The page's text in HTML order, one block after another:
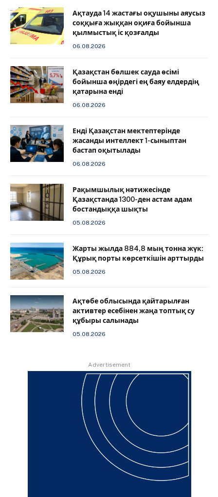
Ақтауда 14 жастағы оқушыны аяусыз
соққыға жыққан оқиға бойынша
қылмыстық іс қозғалды
06.08.2026
Қазақстан бөлшек сауда өсімі
бойынша өңірдегі ең баяу елдердің
қатарына енді
06.08.2026
️Енді Қазақстан мектептерінде
жасанды интеллект 1-сыныптан
бастап оқытылады
06.08.2026
Рақымшылық нәтижесінде
Қазақстанда 1300-ден астам адам
бостандыққа шықты
05.08.2026
Жарты жылда 884,8 мың тонна жүк:
Құрық порты көрсеткішін арттырды
05.08.2026
Ақтөбе облысында қайтарылған
активтер есебінен жаңа топтық су
құбыры салынады
05.08.2026
Advertisement